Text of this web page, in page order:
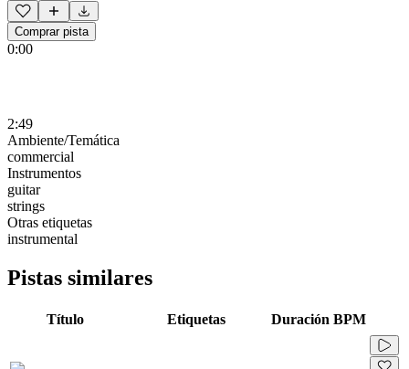
Comprar pista
0:00
2:49
Ambiente/Temática
commercial
Instrumentos
guitar
strings
Otras etiquetas
instrumental
Pistas similares
Título Etiquetas Duración BPM